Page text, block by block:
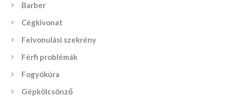
Barber
Cégkivonat
Felvonulási szekrény
Férfi problémák
Fogyókúra
Gépkölcsönző